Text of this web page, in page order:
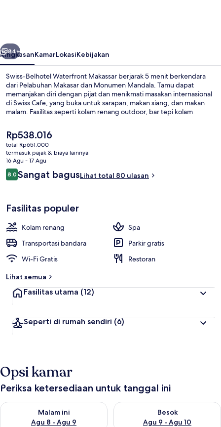
Berikutnya
84+
RingkasanKamarLokasiKebijakan
Swiss-Belhotel Waterfront Makassar berjarak 5 menit berkendara
dari Pelabuhan Makasar dan Monumen Mandala. Tamu dapat
memanjakan diri dengan pijat dan menikmati masakan internasional
di Swiss Cafe, yang buka untuk sarapan, makan siang, dan makan
malam. Fasilitas seperti kolam renang outdoor, bar tepi kolam
Harga
saat
ini
Rp538.016
Rp538.016
total Rp651.000
termasuk pajak & biaya lainnya
16 Agu - 17 Agu
Ulasan
8,08,0 dari 10
Sangat bagusLihat total 80 ulasan
Fasilitas populer
Kolam renang
Spa
Transportasi bandara
Parkir gratis
Wi-Fi Gratis
Restoran
Lihat semua
Fasilitas utama (12)
Seperti di rumah sendiri (6)
Opsi kamar
Periksa ketersediaan untuk tanggal ini
Malam ini
Agu 8 - Agu 9
Periksa ketersediaan untuk malam ini Agu 8 - Agu 9
Besok
Agu 9 - Agu 10
Periksa ketersediaan untuk